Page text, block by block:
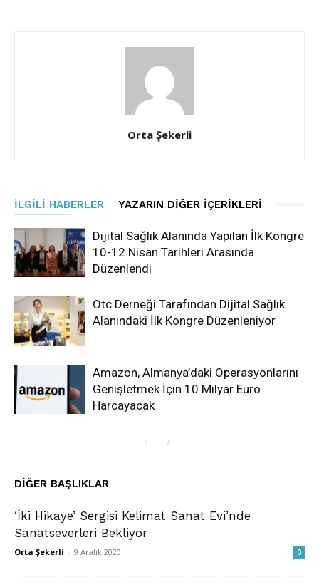
Orta Şekerli
İLGILI HABERLER YAZARIN DIĞER İÇERIKLERI
Dijital Sağlık Alanında Yapılan İlk Kongre
10-12 Nisan Tarihleri Arasında
Düzenlendi
Otc Derneği Tarafından Dijital Sağlık
Alanındaki İlk Kongre Düzenleniyor
Amazon, Almanya’daki Operasyonlarını
Genişletmek İçin 10 Milyar Euro
Harcayacak
DIĞER BAŞLIKLAR
‘İki Hikaye’ Sergisi Kelimat Sanat Evi’nde
Sanatseverleri Bekliyor
Orta Şekerli - 9 Aralık 2020 0